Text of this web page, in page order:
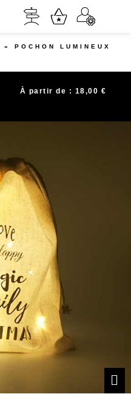
» POCHON LUMINEUX
À partir de : 18,00 €